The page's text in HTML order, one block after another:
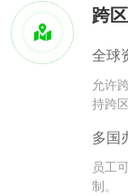
跨
全球
允许
持跨
多国
员工
制。